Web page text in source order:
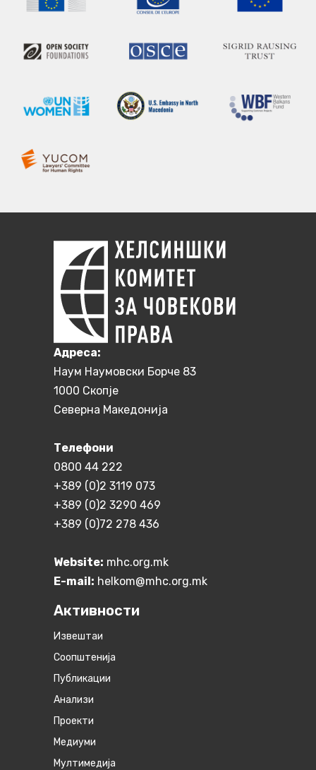
Aдреса:
Наум Наумовски Борче 83
1000 Скопје
Северна Македонија
Телефони
0800 44 222
+389 (0)2 3119 073
+389 (0)2 3290 469
+389 (0)72 278 436
Website: mhc.org.mk
E-mail: helkom@mhc.org.mk
Активности
Извештаи
Соопштенија
Публикации
Анализи
Проекти
Медиуми
Мултимедија